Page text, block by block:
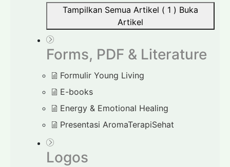
Tampilkan Semua Artikel ( 1 ) Buka
Artikel
Forms, PDF & Literature
Formulir Young Living
E-books
Energy & Emotional Healing
Presentasi AromaTerapiSehat
Logos